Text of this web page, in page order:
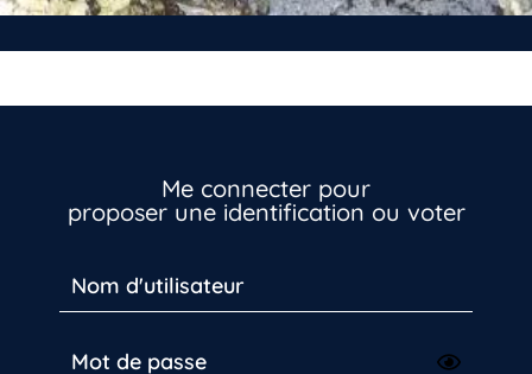
Me connecter pour
proposer une identification ou voter